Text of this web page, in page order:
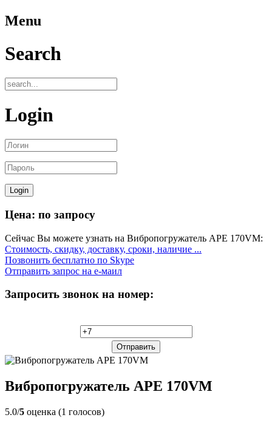
Menu
Search
Login
Цена: по запросу
Сейчас Вы можете узнать на Вибропогружатель APE 170VM:
Стоимость, скидку, доставку, сроки, наличие ...
Позвонить бесплатно по Skype
Отправить запрос на е-маил
Запросить звонок на номер:
Вибропогружатель APE 170VM
5.0/5 оценка (1 голосов)